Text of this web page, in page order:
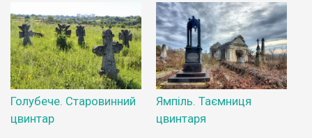
Голубече. Старовинний
цвинтар
Ямпіль. Таємниця
цвинтаря